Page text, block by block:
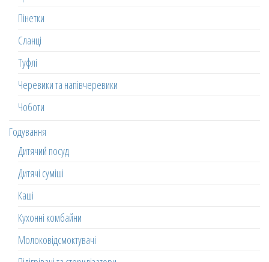
Пінетки
Сланці
Туфлі
Черевики та напівчеревики
Чоботи
Годування
Дитячий посуд
Дитячі суміші
Каші
Кухонні комбайни
Молоковідсмоктувачі